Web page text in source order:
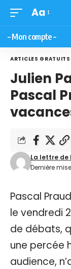
Aa
– Mon compte –
ARTICLES GRATUITS
Julien
Pascal
Dernière
La lettre de
Pascal
le vendredi
de débats,
une percée
audience,